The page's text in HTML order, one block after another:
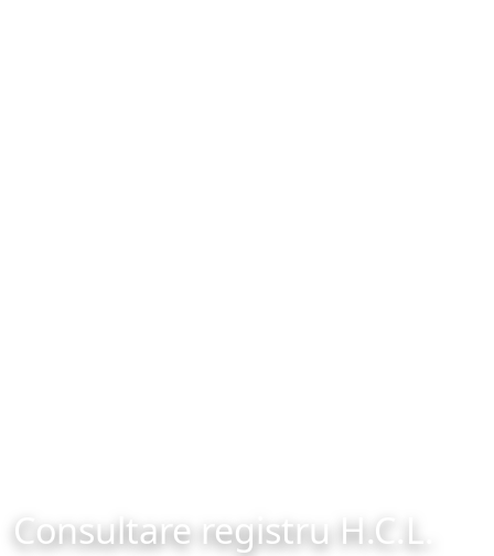
Consultare registru H.C.L.